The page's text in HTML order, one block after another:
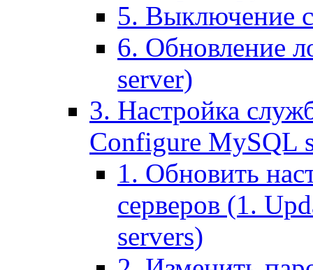
5. Выключение
6. Обновление
server)
3. Настройка
Configure MySQL
1. Обновить
серверов (1.
servers)